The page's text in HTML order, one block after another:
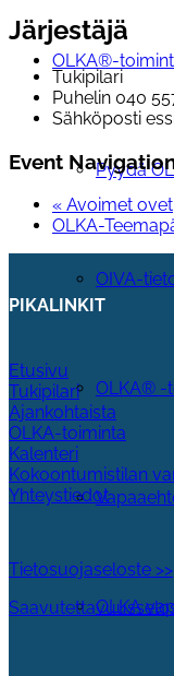
OLKA®-
Pyydä
OIVA-
OLKA® -
OLKA
Järjestäjä
Tukipilari
Puhelin 040
Sähköposti
Event
« Avoimet ovet
OLKA-
PIKALINKIT
Etusivu
Tukipilari
Ajankohtaista
OLKA-toiminta
Kalenteri
Kokoontumistilan
Yhteystiedot
Tietosuojaseloste >>